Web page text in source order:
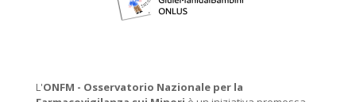
L'ONFM - Osservatorio Nazionale per la